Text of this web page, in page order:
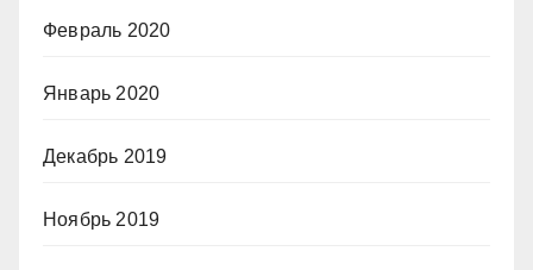
Февраль 2020
Январь 2020
Декабрь 2019
Ноябрь 2019